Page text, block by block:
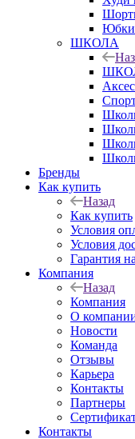
Юбки
ШКОЛА
Бренды
Как купить
Назад
Как купить
Условия
Условия
Гарантия
Компания
Назад
Компания
О
Новости
Команда
Отзывы
Карьера
Контакты
Партнеры
Контакты